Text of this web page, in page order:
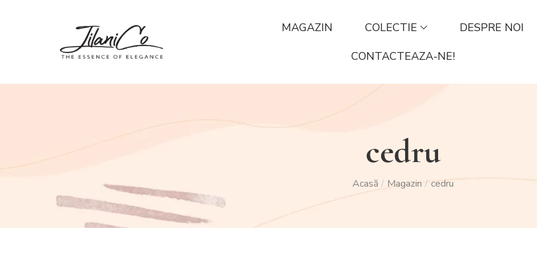
MAGAZIN COLECTIE
DESPRE NOI
CONTACTEAZA-NE!
cedru
Acasă / Magazin / cedru